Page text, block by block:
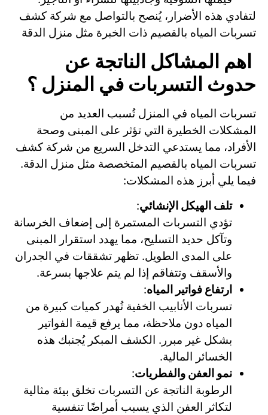
لتفادي هذه الأضرار، يُنصح بالتواصل مع شركة كشف
تسربات المياه بالقصيم ذات الخبرة مثل منزل الدقة
اهم المشاكل الناتجة عن
حدوث التسربات في المنزل ؟
تسربات المياه في المنزل تُسبب العديد من
المشكلات الخطيرة التي تؤثر على المبنى وصحة
الأفراد، مما يستدعي التدخل السريع من شركة كشف
تسربات المياه بالقصيم المتخصصة مثل منزل الدقة.
فيما يلي أبرز هذه المشكلات:
تلف الهيكل الإنشائي:
تؤدي التسربات المستمرة إلى إضعاف الخرسانة
وتآكل حديد التسليح، مما يهدد استقرار المبنى
على المدى الطويل. تظهر تشققات في الجدران
والأسقف وتتفاقم إذا لم يتم علاجها بسرعة.
ارتفاع فواتير المياه:
تسربات الأنابيب الخفية تُهدر كميات كبيرة من
المياه دون ملاحظة، مما يرفع قيمة الفواتير
بشكل غير مبرر. الكشف المبكر يُجنبك هذه
الخسائر المالية.
نمو العفن والفطريات:
الرطوبة الناتجة عن التسربات تخلق بيئة مثالية
لتكاثر العفن الذي يسبب أمراضًا تنفسية